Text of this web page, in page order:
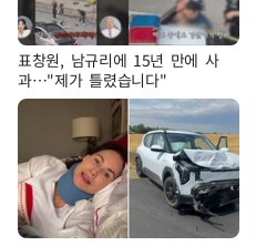
표창원, 남규리에 15년 만에 사
과…"제가 틀렸습니다"